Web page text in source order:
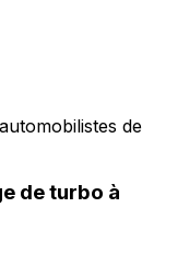
de
de turbo à